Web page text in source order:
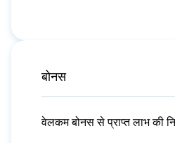
बोनस
वेलकम बोनस से प्राप्त लाभ की